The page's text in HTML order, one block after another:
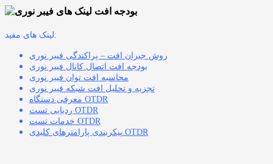
لینک های مفید:
روش جبران افت – پراکندگی فیبر نوری
بودجه افت اتصال کانال فیبر نوری
محاسبه افت توان فیبر نوری
تجزیه و تحلیل افت شبکه فیبر نوری
معرفی دستگاه OTDR
ردیابی تست OTDR
خدمات تست OTDR
پیکربندی پارامترهای کلیدی OTDR